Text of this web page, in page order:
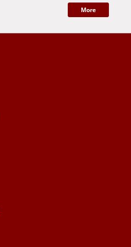
More